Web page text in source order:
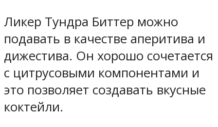
Ликер Тундра Биттер можно
подавать в качестве аперитива и
дижестива. Он хорошо сочетается
с цитрусовыми компонентами и
это позволяет создавать вкусные
коктейли.